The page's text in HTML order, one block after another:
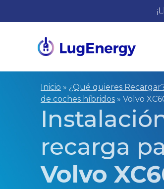
Inicio » ¿Qué quieres
de coches híbridos » Volvo
recarga
Volvo